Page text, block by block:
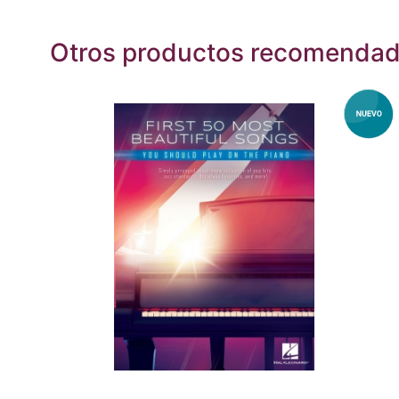
Otros productos